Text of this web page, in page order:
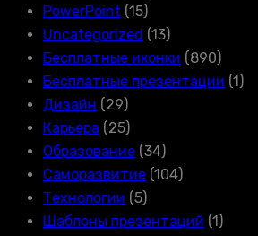
PowerPoint (15)
Uncategorized (13)
Бесплатные иконки (890)
Бесплатные презентации (1)
Дизайн (29)
Карьера (25)
Образование (34)
Саморазвитие (104)
Технологии (5)
Шаблоны презентаций (1)